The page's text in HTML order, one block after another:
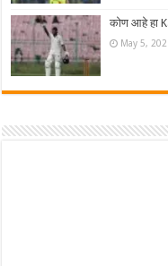
कोण आहे हा
May 5,